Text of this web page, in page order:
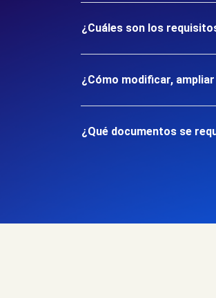
¿Cuáles son los
¿Cómo modificar,
¿Qué documentos se